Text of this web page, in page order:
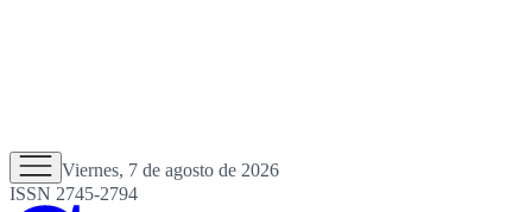
Viernes, 7 de agosto de 2026
ISSN 2745-2794